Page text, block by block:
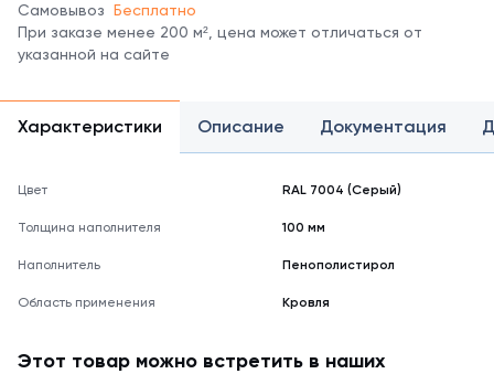
справочнике
цветов
RAL.
цвета
реальному
Самовывоз Бесплатно
При заказе менее 200 м², цена может отличаться от
указанной на сайте
Характеристики Описание Документация
Цвет RAL 7004 (Серый)
Толщина наполнителя 100 мм
Наполнитель Пенополистирол
Область применения Кровля
Этот товар можно встретить в наших